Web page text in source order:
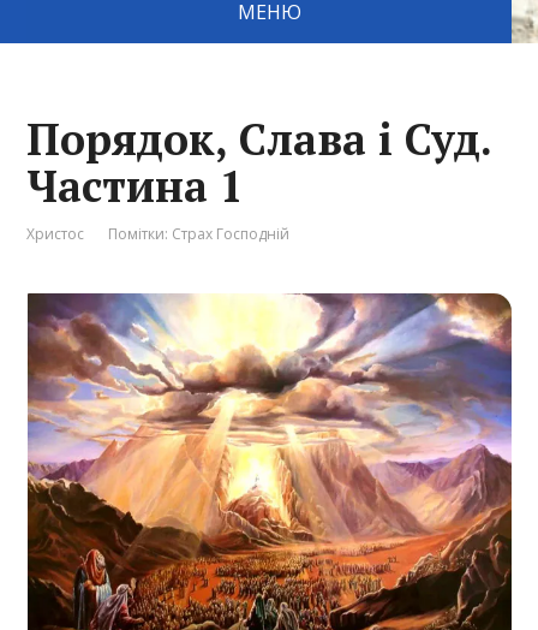
МЕНЮ
Порядок, Слава і Суд.
Частина 1
Христос Помітки: Страх Господній